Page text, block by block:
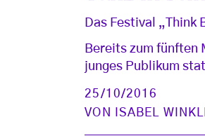
Das Festival „Think
Bereits zum fünften
junges Publikum
25/10/2016
VON
ISABEL